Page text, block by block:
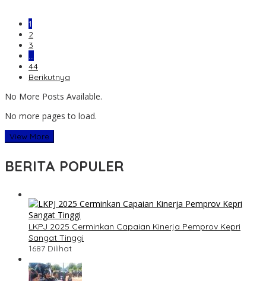
1
2
3
…
44
Berikutnya
No More Posts Available.
No more pages to load.
View More
BERITA POPULER
LKPJ 2025 Cerminkan Capaian Kinerja Pemprov Kepri
Sangat Tinggi
1687 Dilihat